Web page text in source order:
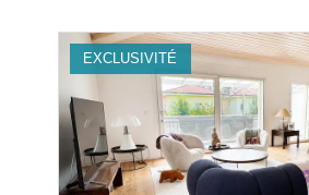
EXCLUSIVITÉ